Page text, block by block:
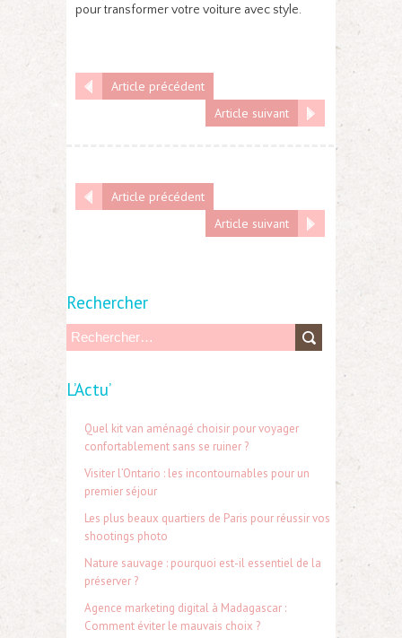
pour transformer votre voiture avec style.
Article précédent
Article suivant
Article précédent
Article suivant
Rechercher
L’Actu’
Quel kit van aménagé choisir pour voyager
confortablement sans se ruiner ?
Visiter l’Ontario : les incontournables pour un
premier séjour
Les plus beaux quartiers de Paris pour réussir vos
shootings photo
Nature sauvage : pourquoi est-il essentiel de la
préserver ?
Agence marketing digital à Madagascar :
Comment éviter le mauvais choix ?